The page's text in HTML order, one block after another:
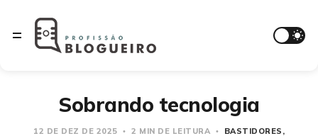
Sobrando tecnologia
12 DE DEZ DE 2025 2 MIN DE LEITURA
BASTIDORES